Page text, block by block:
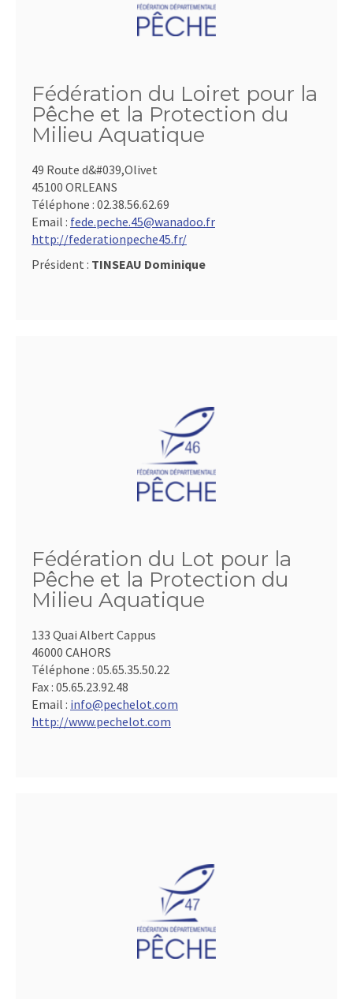
Fédération du Loiret pour la
Pêche et la Protection du
Milieu Aquatique
49 Route d&#039,Olivet
45100 ORLEANS
Téléphone : 02.38.56.62.69
Email : fede.peche.45@wanadoo.fr
http://federationpeche45.fr/
Président : TINSEAU Dominique
Fédération du Lot pour la
Pêche et la Protection du
Milieu Aquatique
133 Quai Albert Cappus
46000 CAHORS
Téléphone : 05.65.35.50.22
Fax : 05.65.23.92.48
Email : info@pechelot.com
http://www.pechelot.com